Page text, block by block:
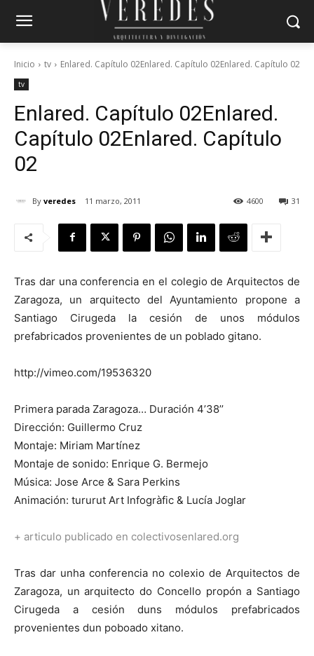
Inicio tv Enlared. Capítulo 02Enlared. Capítulo 02Enlared. Capítulo 02
tv
Enlared. Capítulo 02Enlared.
Capítulo 02Enlared. Capítulo
02
By veredes 11 marzo, 2011 31
4600
Tras dar una conferencia en el colegio de Arquitectos de
Zaragoza, un arquitecto del Ayuntamiento propone a
Santiago Cirugeda la cesión de unos módulos
prefabricados provenientes de un poblado gitano.
http://vimeo.com/19536320
Primera parada Zaragoza… Duración 4’38’’
Dirección: Guillermo Cruz
Montaje: Miriam Martínez
Montaje de sonido: Enrique G. Bermejo
Música: Jose Arce & Sara Perkins
Animación: tururut Art Infogràfic & Lucía Joglar
+ articulo publicado en colectivosenlared.org
Tras dar unha conferencia no colexio de Arquitectos de
Zaragoza, un arquitecto do Concello propón a Santiago
Cirugeda a cesión duns módulos prefabricados
provenientes dun poboado xitano.